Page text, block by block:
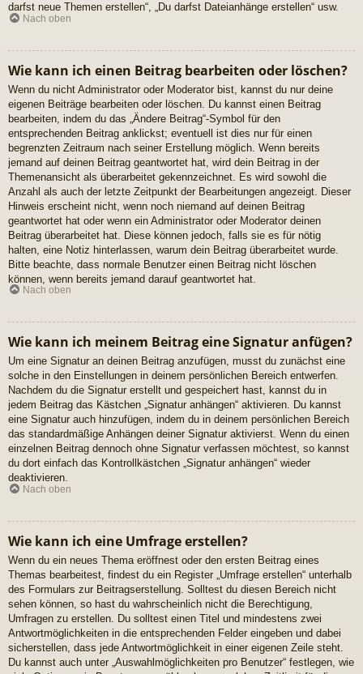
darfst neue Themen erstellen“, „Du darfst Dateianhänge erstellen“ usw.
Nach oben
Wie kann ich einen Beitrag bearbeiten oder löschen?
Wenn du nicht Administrator oder Moderator bist, kannst du nur deine
eigenen Beiträge bearbeiten oder löschen. Du kannst einen Beitrag
bearbeiten, indem du das „Ändere Beitrag“-Symbol für den
entsprechenden Beitrag anklickst; eventuell ist dies nur für einen
begrenzten Zeitraum nach seiner Erstellung möglich. Wenn bereits
jemand auf deinen Beitrag geantwortet hat, wird dein Beitrag in der
Themenansicht als überarbeitet gekennzeichnet. Es wird sowohl die
Anzahl als auch der letzte Zeitpunkt der Bearbeitungen angezeigt. Dieser
Hinweis erscheint nicht, wenn noch niemand auf deinen Beitrag
geantwortet hat oder wenn ein Administrator oder Moderator deinen
Beitrag überarbeitet hat. Diese können jedoch, falls sie es für nötig
halten, eine Notiz hinterlassen, warum dein Beitrag überarbeitet wurde.
Bitte beachte, dass normale Benutzer einen Beitrag nicht löschen
können, wenn bereits jemand darauf geantwortet hat.
Nach oben
Wie kann ich meinem Beitrag eine Signatur anfügen?
Um eine Signatur an deinen Beitrag anzufügen, musst du zunächst eine
solche in den Einstellungen in deinem persönlichen Bereich entwerfen.
Nachdem du die Signatur erstellt und gespeichert hast, kannst du in
jedem Beitrag das Kästchen „Signatur anhängen“ aktivieren. Du kannst
eine Signatur auch hinzufügen, indem du in deinem persönlichen Bereich
das standardmäßige Anhängen deiner Signatur aktivierst. Wenn du einen
einzelnen Beitrag dennoch ohne Signatur verfassen möchtest, so kannst
du dort einfach das Kontrollkästchen „Signatur anhängen“ wieder
deaktivieren.
Nach oben
Wie kann ich eine Umfrage erstellen?
Wenn du ein neues Thema eröffnest oder den ersten Beitrag eines
Themas bearbeitest, findest du ein Register „Umfrage erstellen“ unterhalb
des Formulars zur Beitragserstellung. Solltest du diesen Bereich nicht
sehen können, so hast du wahrscheinlich nicht die Berechtigung,
Umfragen zu erstellen. Du solltest einen Titel und mindestens zwei
Antwortmöglichkeiten in die entsprechenden Felder eingeben und dabei
sicherstellen, dass jede Antwortmöglichkeit in einer eigenen Zeile steht.
Du kannst auch unter „Auswahlmöglichkeiten pro Benutzer“ festlegen, wie